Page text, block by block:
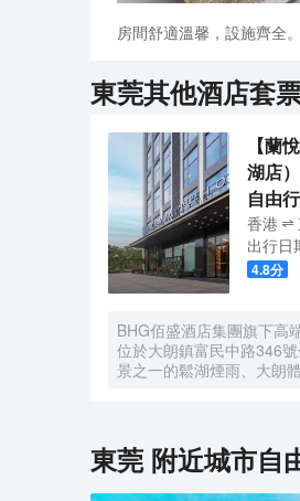
房間舒適溫馨，設施齊全
東莞其他酒店套
【蘭
湖店
自由
香港
出行日
4.8分
BHG佰盛酒店集團旗下高
位於大朗鎮富民中路346
景之一的鬆湖煙雨、大朗
等。以優美的環境與細緻
體驗。
東莞附近城市自